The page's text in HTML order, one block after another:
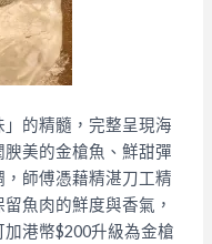
的精髓，完整呈現海
美的金槍魚、鮮甜彈
師傅憑藉精湛刀工精
魚肉的鮮度與香氣，
港幣$200升級為金槍